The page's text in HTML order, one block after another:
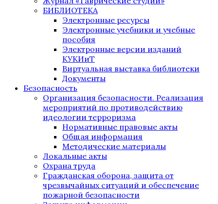
БИБЛИОТЕКА
Электронные ресурсы
Электронные учебники и учебные
пособия
Электронные версии изданий
КУКИиТ
Виртуальная выставка библиотеки
Документы
Безопасность
Организация безопасности. Реализация
мероприятий по противодействию
идеологии терроризма
Нормативные правовые акты
Общая информация
Методические материалы
Локальные акты
Охрана труда
Гражданская оборона, защита от
чрезвычайных ситуаций и обеспечение
пожарной безопасности